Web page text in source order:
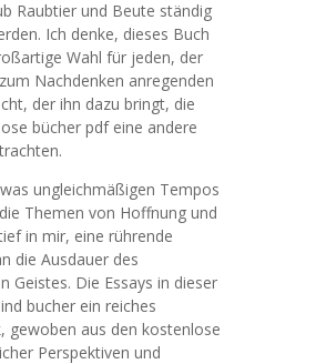
Raubtier und Beute ständig
Ich denke, dieses Buch
Wahl für jeden, der
Nachdenken anregenden
der ihn dazu bringt, die
bücher pdf eine andere
ungleichmäßigen Tempos
Themen von Hoffnung und
in mir, eine rührende
die Ausdauer des
Geistes. Die Essays in dieser
bucher ein reiches
gewoben aus den kostenlose
Perspektiven und